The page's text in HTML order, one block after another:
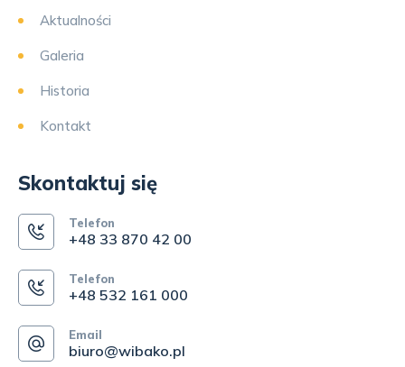
Aktualności
Galeria
Historia
Kontakt
Skontaktuj się
Telefon
+48 33 870 42 00
Telefon
+48 532 161 000
Email
biuro@wibako.pl